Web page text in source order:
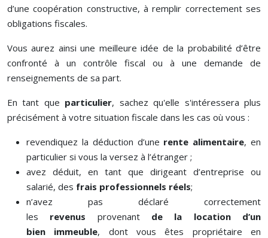
d’une coopération constructive, à remplir correctement ses
obligations fiscales.
Vous aurez ainsi une meilleure idée de la probabilité d’être
confronté à un contrôle fiscal ou à une demande de
renseignements de sa part.
En tant que particulier, sachez qu'elle s'intéressera plus
précisément à votre situation fiscale dans les cas où vous :
revendiquez la déduction d’une rente alimentaire, en
particulier si vous la versez à l’étranger ;
avez déduit, en tant que dirigeant d’entreprise ou
salarié, des frais professionnels réels;
n’avez pas déclaré correctement
les revenus provenant de la location d’un
bien
immeuble, dont vous êtes propriétaire en